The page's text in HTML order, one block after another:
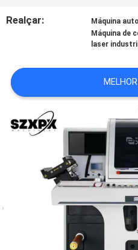
QUALIDADE
NOS
NOTÍCIAS
CASOS
MAPA
Realçar: Máquina
Máquina de
laser